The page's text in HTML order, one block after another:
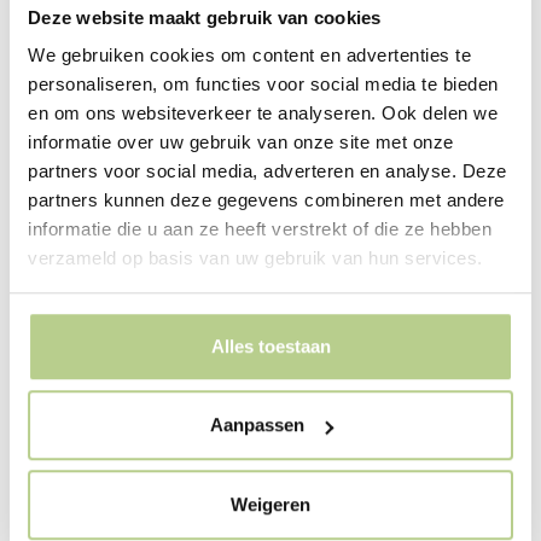
Deze website maakt gebruik van cookies
We gebruiken cookies om content en advertenties te
personaliseren, om functies voor social media te bieden
en om ons websiteverkeer te analyseren. Ook delen we
informatie over uw gebruik van onze site met onze
partners voor social media, adverteren en analyse. Deze
partners kunnen deze gegevens combineren met andere
informatie die u aan ze heeft verstrekt of die ze hebben
verzameld op basis van uw gebruik van hun services.
Alles toestaan
Aanpassen
Weigeren
gebruikte vaste planten hebben één eigenschap
gemeen, ze vragen buitengewoon weinig onderhoud.
De planten bedekken de bodem snel, waardoor
onkruid geen kans krijgt. Ze vormen stevige pollen die
lang bloeien en zonder steun tot diep in het najaar
overeind staan. Een beperkt aantal soorten is in losse
groepen geplant die steeds worden herhaald. Zo
ontstaat een boeiend ritme. Dat ritme wordt versterkt
siergrassen. Hiermee wordt de lange strook geleed en
krijgt de tuin een plezierige schaal. Een tweede groot
heesters en bomen. Het groeit uit tot een vogelbosje.
Graaf Florishof in Deventer is ontwikkeld volgens het